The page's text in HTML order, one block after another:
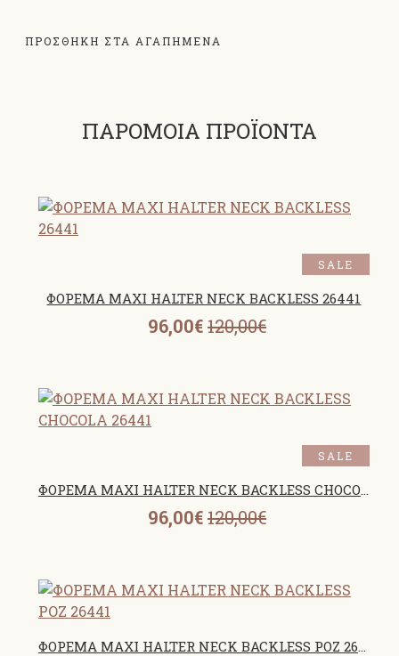
ΠΡΟΣΘΗΚΗ ΣΤΑ ΑΓΑΠΗΜΕΝΑ
ΠΑΡΟΜΟΙΑ ΠΡΟΪΟΝΤΑ
SALE
ΦΟΡΕΜΑ MAXI HALTER NECK BACKLESS 26441
96,00€120,00€
SALE
ΦΟΡΕΜΑ MAXI HALTER NECK BACKLESS CHOCOLA 26441
96,00€120,00€
ΦΟΡΕΜΑ MAXI HALTER NECK BACKLESS ΡΟΖ 26441